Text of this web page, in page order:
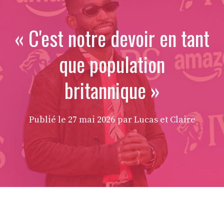
« C'est notre devoir en tant
que population
britannique »
Publié le 27 mai 2026 par Lucas et Claire